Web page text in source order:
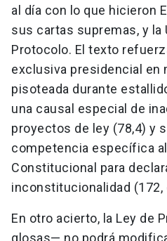
al día con lo que hicieron
sus cartas supremas, y la
Protocolo. El texto
exclusiva presidencial en
pisoteada durante
una causal especial de
proyectos de ley (78,4) y
competencia específica al
Constitucional para
inconstitucionalidad (172,
En otro acierto, la Ley de
glosas— no podrá